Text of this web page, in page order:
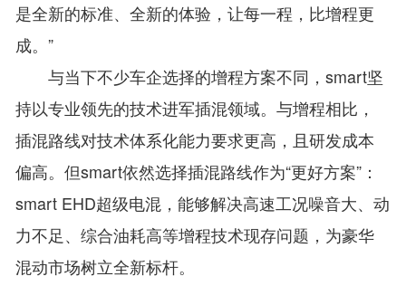
是全新的标准、全新的体验，让每一程，比增程更
成。”
与当下不少车企选择的增程方案不同，smart坚
持以专业领先的技术进军插混领域。与增程相比，
插混路线对技术体系化能力要求更高，且研发成本
偏高。但smart依然选择插混路线作为“更好方案”：
smart EHD超级电混，能够解决高速工况噪音大、动
力不足、综合油耗高等增程技术现存问题，为豪华
混动市场树立全新标杆。